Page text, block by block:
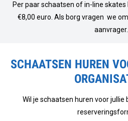
Per paar schaatsen of in-line
€8,00 euro. Als borg vragen we
aanvrager.
SCHAATSEN HUREN
Wil je schaatsen huren voor jullie